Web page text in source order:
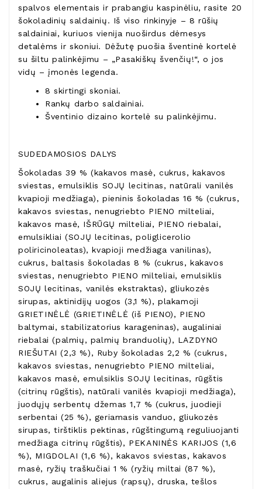
spalvos elementais ir prabangiu kaspinėliu, rasite 20
šokoladinių saldainių. Iš viso rinkinyje – 8 rūšių
saldainiai, kuriuos vienija nuoširdus dėmesys
detalėms ir skoniui. Dėžutę puošia šventinė kortelė
su šiltu palinkėjimu – „Pasakiškų švenčių!“, o jos
vidų – įmonės legenda.
8 skirtingi skoniai.
Rankų darbo saldainiai.
Šventinio dizaino kortelė su palinkėjimu.
SUDEDAMOSIOS DALYS
Šokoladas 39 % (kakavos masė, cukrus, kakavos
sviestas, emulsiklis SOJŲ lecitinas, natūrali vanilės
kvapioji medžiaga), pieninis šokoladas 16 % (cukrus,
kakavos sviestas, nenugriebto PIENO milteliai,
kakavos masė, IŠRŪGŲ milteliai, PIENO riebalai,
emulsikliai (SOJŲ lecitinas, poliglicerolio
poliricinoleatas), kvapioji medžiaga vanilinas),
cukrus, baltasis šokoladas 8 % (cukrus, kakavos
sviestas, nenugriebto PIENO milteliai, emulsiklis
SOJŲ lecitinas, vanilės ekstraktas), gliukozės
sirupas, aktinidijų uogos (3,1 %), plakamoji
GRIETINĖLĖ (GRIETINĖLĖ (iš PIENO), PIENO
baltymai, stabilizatorius karageninas), augaliniai
riebalai (palmių, palmių branduolių), LAZDYNO
RIEŠUTAI (2,3 %), Ruby šokoladas 2,2 % (cukrus,
kakavos sviestas, nenugriebto PIENO milteliai,
kakavos masė, emulsiklis SOJŲ lecitinas, rūgštis
(citrinų rūgštis), natūrali vanilės kvapioji medžiaga),
juodųjų serbentų džemas 1,7 % (cukrus, juodieji
serbentai (25 %), geriamasis vanduo, gliukozės
sirupas, tirštiklis pektinas, rūgštingumą reguliuojanti
medžiaga citrinų rūgštis), PEKANINĖS KARIJOS (1,6
%), MIGDOLAI (1,6 %), kakavos sviestas, kakavos
masė, ryžių traškučiai 1 % (ryžių miltai (87 %),
cukrus, augalinis aliejus (rapsų), druska, tešlos